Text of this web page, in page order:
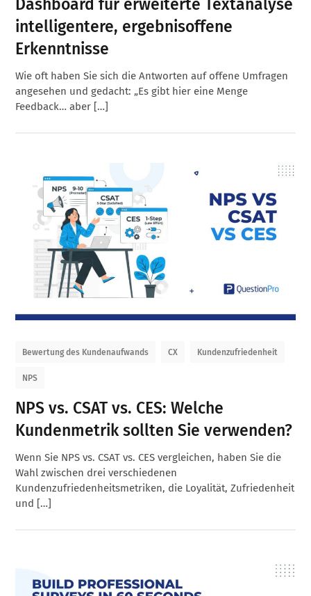
Dashboard für erweiterte Textanalyse
intelligentere, ergebnisoffene
Erkenntnisse
Wie oft haben Sie sich die Antworten auf offene Umfragen
angesehen und gedacht: „Es gibt hier eine Menge
Feedback… aber […]
Bewertung des Kundenaufwands CX Kundenzufriedenheit
NPS
NPS vs. CSAT vs. CES: Welche
Kundenmetrik sollten Sie verwenden?
Wenn Sie NPS vs. CSAT vs. CES vergleichen, haben Sie die
Wahl zwischen drei verschiedenen
Kundenzufriedenheitsmetriken, die Loyalität, Zufriedenheit
und […]